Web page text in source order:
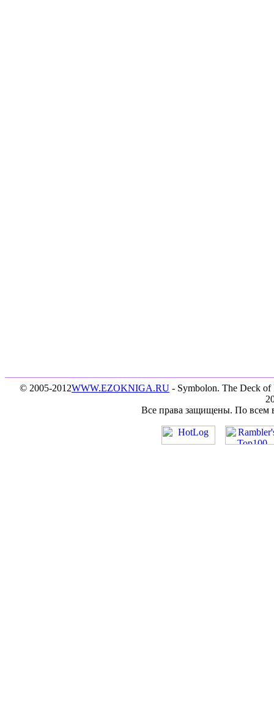
© 2005-2012WWW.EZOKNIGA.RU - Symbolon. The Deck of
Все права защищены. По всем